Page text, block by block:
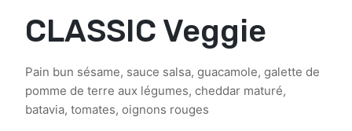
CLASSIC Veggie
Pain bun sésame, sauce salsa, guacamole, galette de
pomme de terre aux légumes, cheddar maturé,
batavia, tomates, oignons rouges